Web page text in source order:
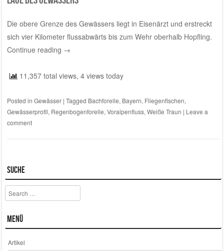
Die obere Grenze des Gewässers liegt in Eisenärzt und erstreckt
sich vier Kilometer flussabwärts bis zum Wehr oberhalb Hopfling.
Continue reading →
11,357 total views, 4 views today
Posted in Gewässer | Tagged Bachforelle, Bayern, Fliegenfischen,
Gewässerprofil, Regenbogenforelle, Voralpenfluss, Weiße Traun | Leave a
comment
Suche
Search
Menü
Artikel